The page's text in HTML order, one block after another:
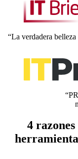
“La verdadera
4